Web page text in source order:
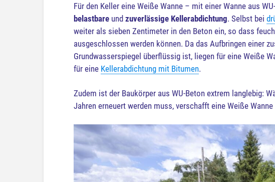
Für den Keller eine Weiße Wanne – mit einer Wanne aus
belastbare und zuverlässige Kellerabdichtung. Selbst bei
weiter als sieben Zentimeter in den Beton ein, so dass
ausgeschlossen werden können. Da das Aufbringen einer
Grundwasserspiegel überflüssig ist, liegen für eine Weiße
für eine Kellerabdichtung mit Bitumen.
Zudem ist der Baukörper aus WU-Beton extrem langlebig:
Jahren erneuert werden muss, verschafft eine Weiße